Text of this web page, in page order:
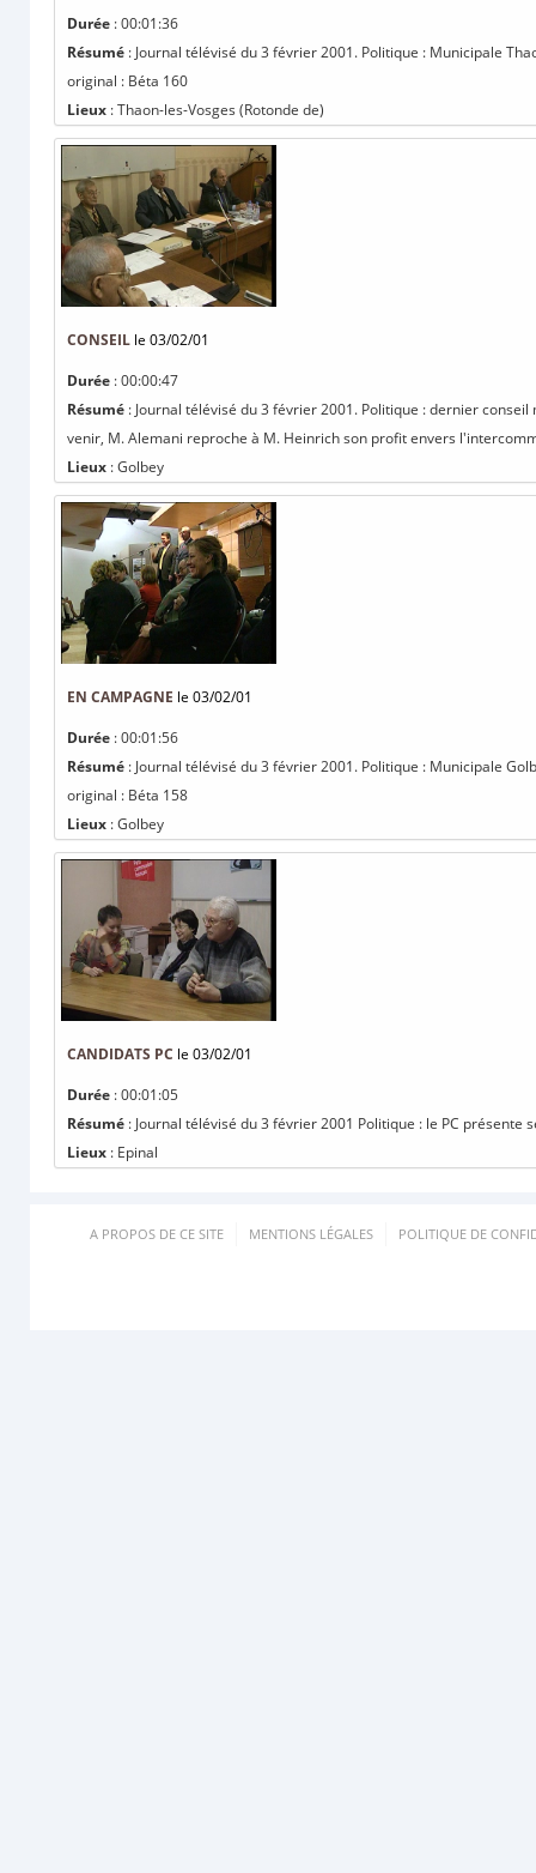
Durée : 00:01:36
Résumé : Journal télévisé du 3 février 2001. Politique : Municipale
original : Béta 160
Lieux : Thaon-les-Vosges (Rotonde de)
CONSEIL le 03/02/01
Durée : 00:00:47
Résumé : Journal télévisé du 3 février 2001. Politique : dernier
venir, M. Alemani reproche à M. Heinrich son profit envers
Lieux : Golbey
EN CAMPAGNE le 03/02/01
Durée : 00:01:56
Résumé : Journal télévisé du 3 février 2001. Politique : Municipale
original : Béta 158
Lieux : Golbey
CANDIDATS PC le 03/02/01
Durée : 00:01:05
Résumé : Journal télévisé du 3 février 2001 Politique : le PC
Lieux : Epinal
A PROPOS DE CE SITE MENTIONS LÉGALES POLITIQUE DE